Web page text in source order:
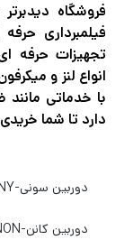
فروشگاه
فیلمبرداری
تجهیزات حرفه
انواع لنز و
با خدماتی
دارد تا شما
دوربین سونی-SONY
دوربین کانن-CANON